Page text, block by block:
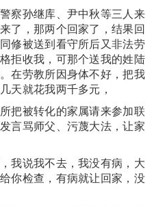
察孙继库、尹中秋等三人来
了，那两个回家了，结果回
修被送到看守所后又非法劳
拒收我，可那个送我的姓陆
在劳教所因身体不好，把我
天就花我两千多元，
把被转化的家属请来参加联
言骂师父、污蔑大法，让家
我说我不去，我没有病，大
你检查，有病就让回家，没